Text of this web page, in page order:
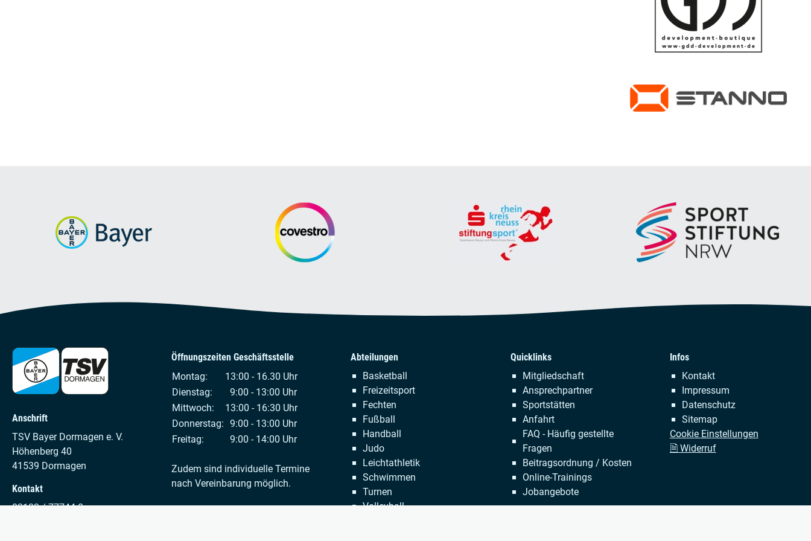
Regionsoberliga
D3-Jugend - Regionsklasse
2.Regionsklasse
wD-Jugend - Regionsliga
Hobby Mannschaft
Anschrift
TSV Bayer Dormagen e. V.
Höhenberg 40
41539 Dormagen
Kontakt
02133 / 77744-0
Öffnungszeiten Geschäftsstelle
Montag:
13:00 - 16.30 Uhr
Dienstag:
9:00 - 13:00 Uhr
Mittwoch:
13:00 - 16:30 Uhr
Donnerstag: 9:00 - 13:00 Uhr
Freitag:
9:00 - 14:00 Uhr
Zudem sind individuelle Termine
nach Vereinbarung möglich.
Abteilungen
Navigation
überspringen
Basketball
Freizeitsport
Fechten
Fußball
Handball
Judo
Leichtathletik
Schwimmen
Turnen
Volleyball
Quicklinks
Navigation
überspringen
Mitgliedschaft
Ansprechpartner
Sportstätten
Anfahrt
FAQ - Häufig gestellte
Fragen
Beitragsordnung / Kosten
Online-Trainings
Jobangebote
Infos
Navigation
überspringen
Kontakt
Impressum
Datenschutz
Sitemap
Cookie Einstellungen
🗎 Widerruf